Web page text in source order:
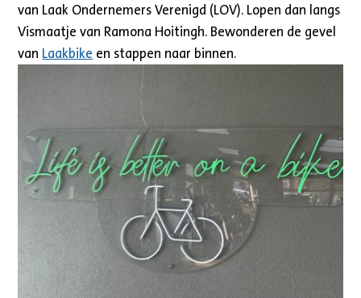
van Laak Ondernemers Verenigd (LOV). Lopen dan langs
Vismaatje van Ramona Hoitingh. Bewonderen de gevel
van Laakbike en stappen naar binnen.